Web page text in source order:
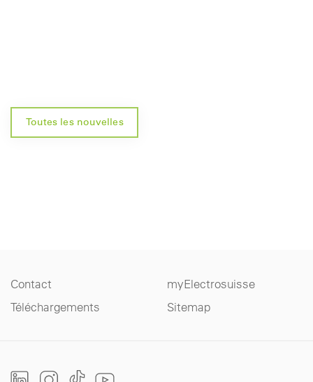
Toutes les nouvelles
Contact
myElectrosuisse
Téléchargements
Sitemap